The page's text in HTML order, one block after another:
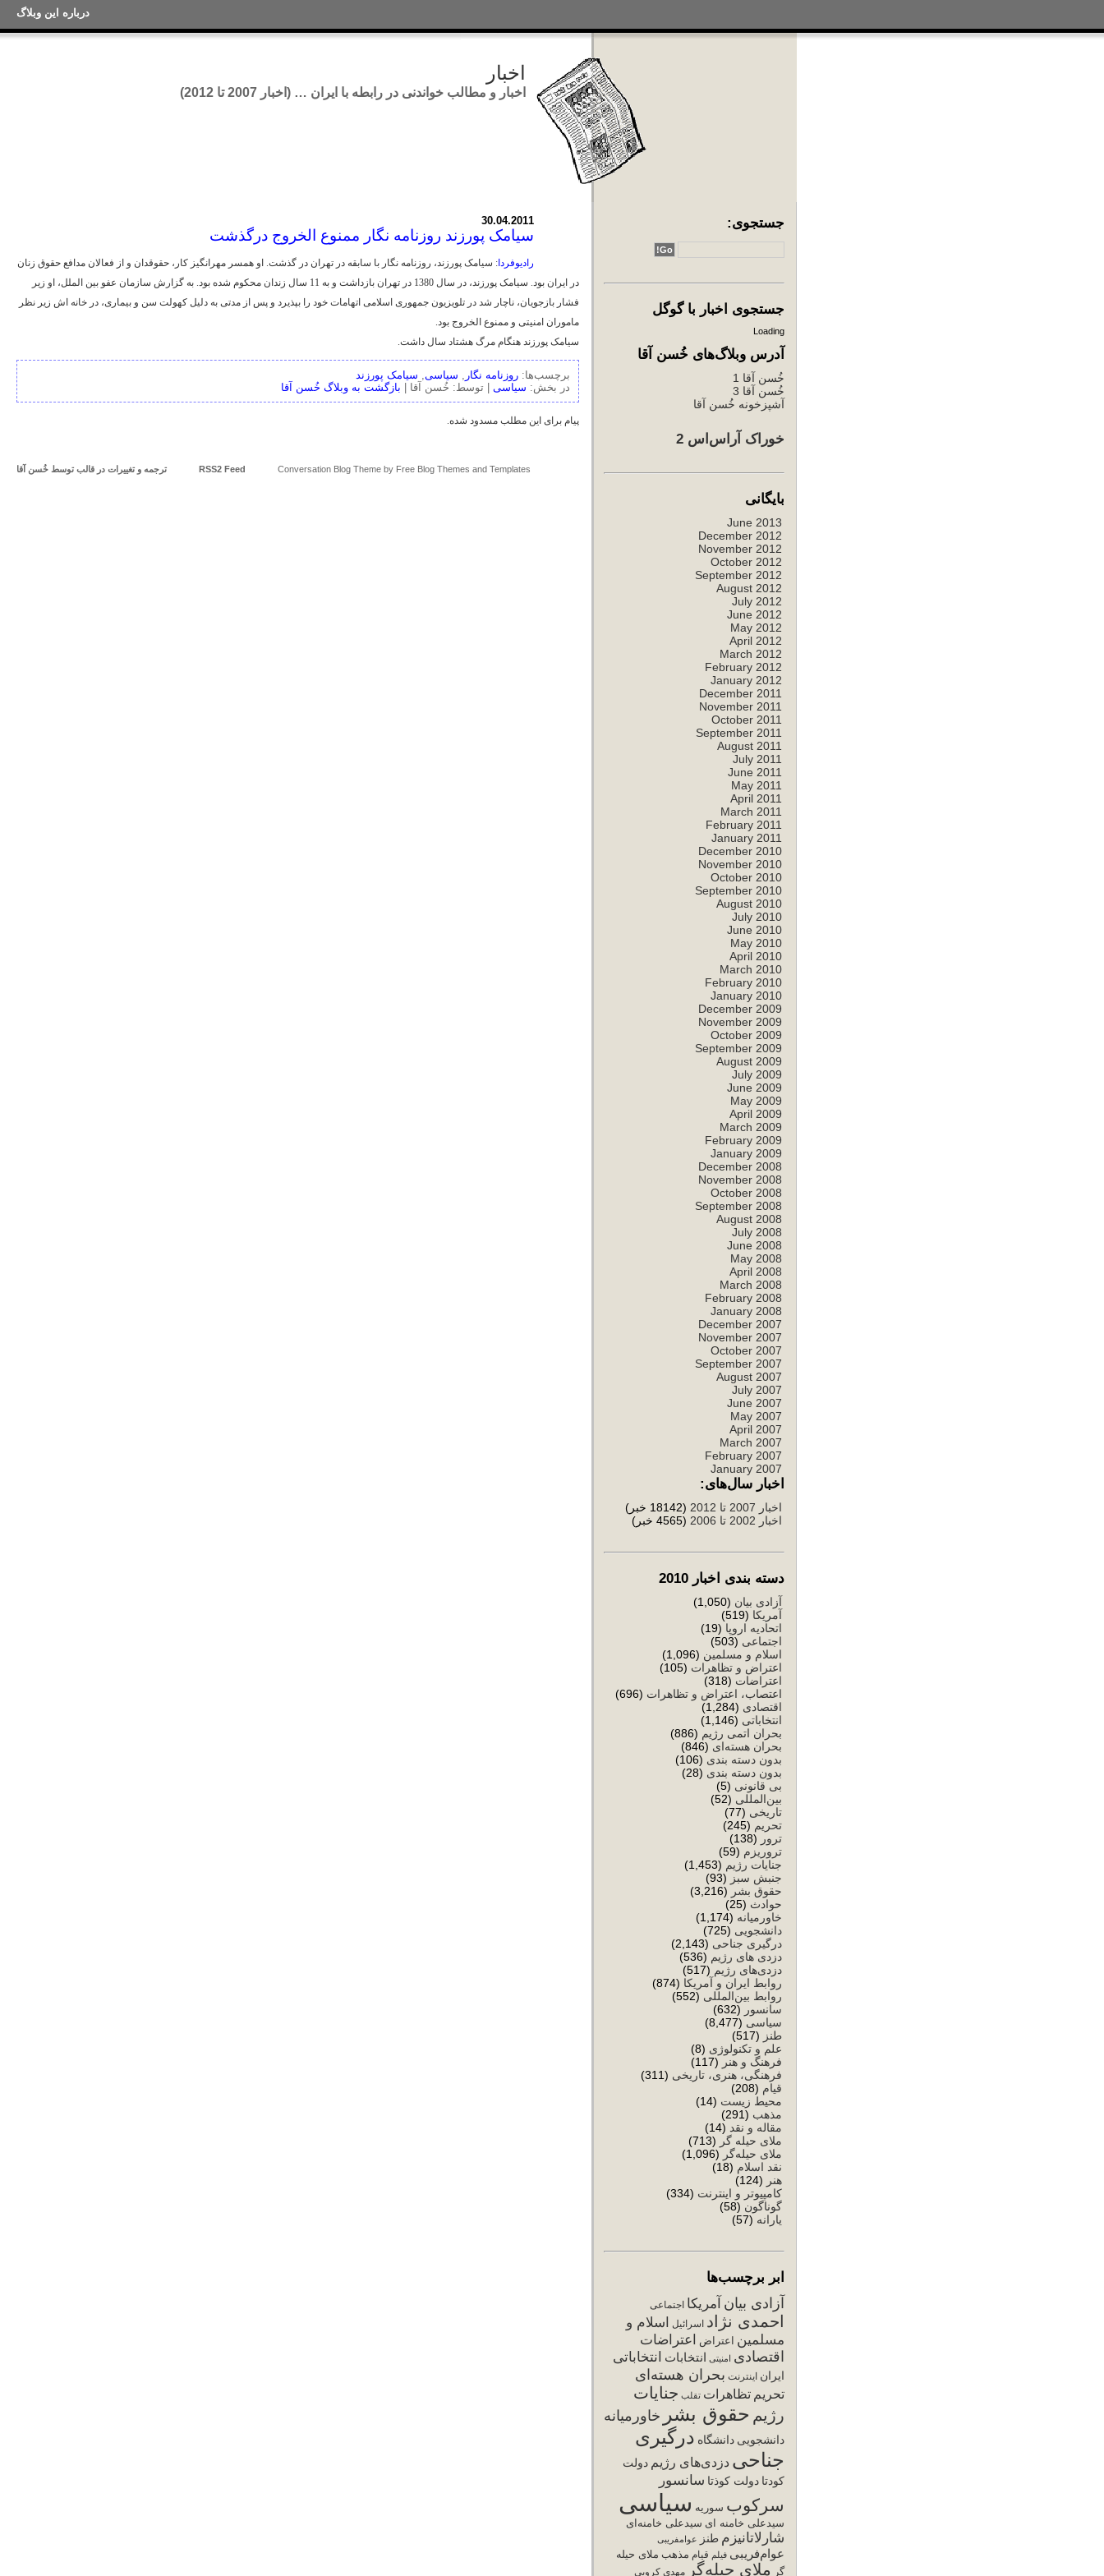
درباره این وبلاگ
اخبار
اخبار و مطالب خواندنی در رابطه با ایران … (اخبار 2007 تا 2012)
جستجوی:
جستجوی اخبار با گوگل
Loading
آدرس وبلاگ‌های خُسن آقا
خُسن آقا 1
خُسن آقا 3
آشپزخونه خُسن آقا
خوراک آراس‌اس 2
بایگانی
June 2013
December 2012
November 2012
October 2012
September 2012
August 2012
July 2012
June 2012
May 2012
April 2012
March 2012
February 2012
January 2012
December 2011
November 2011
October 2011
September 2011
August 2011
July 2011
June 2011
May 2011
April 2011
March 2011
February 2011
January 2011
December 2010
November 2010
October 2010
September 2010
August 2010
July 2010
June 2010
May 2010
April 2010
March 2010
February 2010
January 2010
December 2009
November 2009
October 2009
September 2009
August 2009
July 2009
June 2009
May 2009
April 2009
March 2009
February 2009
January 2009
December 2008
November 2008
October 2008
September 2008
August 2008
July 2008
June 2008
May 2008
April 2008
March 2008
February 2008
January 2008
December 2007
November 2007
October 2007
September 2007
August 2007
July 2007
June 2007
May 2007
April 2007
March 2007
February 2007
January 2007
اخبار سال‌های:
اخبار 2007 تا 2012
(18142 خبر)
اخبار 2002 تا 2006
(4565 خبر)
دسته بندی اخبار 2010
آزادی بیان (1,050)
آمریکا (519)
اتحادیه اروپا (19)
اجتماعی (503)
اسلام و مسلمین (1,096)
اعتراض و تظاهرات (105)
اعتراضات (318)
اعتصاب، اعتراض و تظاهرات (696)
اقتصادی (1,284)
انتخاباتی (1,146)
بحران اتمی رژیم (886)
بحران هسته‌ای (846)
بدون دسته بندی (106)
بدون دسته بندی (28)
بی قانونی (5)
بین‌المللی (52)
تاریخی (77)
تحریم (245)
ترور (138)
تروریزم (59)
جنایات رژیم (1,453)
جنبش سبز (93)
حقوق بشر (3,216)
حوادث (25)
خاورمیانه (1,174)
دانشجویی (725)
درگیری جناحی (2,143)
دزدی های رژیم (536)
دزدی‌های رژیم (517)
روابط ایران و آمریکا (874)
روابط بین‌المللی (552)
سانسور (632)
سیاسی (8,477)
طنز (517)
علم و تکنولوژی (8)
فرهنگ و هنر (117)
فرهنگی، هنری، تاریخی (311)
قیام (208)
محیط زیست (14)
مذهب (291)
مقاله و نقد (14)
ملای حیله گر (713)
ملای حیله‌گر (1,096)
نقد اسلام (18)
هنر (124)
کامپیوتر و اینترنت (334)
گوناگون (58)
یارانه (57)
ابر برچسب‌ها
آزادی بیان آمریکا اجتماعی
احمدی نژاد اسرائیل
اسلام و
مسلمین اعتراض اعتراضات
اقتصادی امنیتی انتخابات انتخاباتی
ایران اینترنت بحران هسته‌ای
تحریم تظاهرات تقلب جنایات
رژیم حقوق بشر خاورمیانه
دانشجویی دانشگاه درگیری
جناحی دزدی‌های رژیم دولت
کودتا دولت کوذتا سانسور
سرکوب سوریه سیاسی
سیدعلی خامنه ای سیدعلی خامنه‌ای
شارلاتانیزم طنز عوامفریبی
عوام‌فریبی فیلم قیام مذهب ملای حیله
گر ملای حیله‌گر مهدی کروبی
30.04.2011
سیامک پورزند روزنامه نگار ممنوع الخروج درگذشت
رادیوفردا : سیامک پورزند، روزنامه نگار با سابقه در تهران در گذشت. او همسر مهرانگیز کار، حقوقدان و از فعالان مدافع حقوق زنان
در ایران بود. سیامک پورزند، در سال 1380 در تهران بازداشت و به 11 سال زندان محکوم شده بود. به گزارش سازمان عفو بین الملل، او زیر
فشار بازجویان، ناچار شد در تلویزیون جمهوری اسلامی اتهامات خود را بپذیرد و پس از مدتی به دلیل کهولت سن و بیماری، در خانه اش زیر نظر
ماموران امنیتی و ممنوع الخروج بود.
سیامک پورزند هنگام مرگ هشتاد سال داشت.
برچسب‌ها: روزنامه نگار , سیاسی, سیامک پورزند
در بخش: سیاسی توسط: خُسن آقا | بازگشت به وبلاگ خُسن آقا
پیام برای این مطلب مسدود شده.
RSS2 Feed Conversation Blog Theme by Free Blog Themes and Templates ترجمه و تغییرات در قالب توسط خُسن آقا